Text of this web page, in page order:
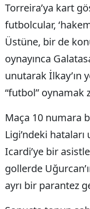
Torreira’ya kart
futbolcular,
Üstüne, bir de
oynayınca
unutarak İlkay’ın
“futbol” oynamak
Maça 10 numara
Ligi’ndeki
Icardi’ye bir
gollerde
ayrı bir parantez